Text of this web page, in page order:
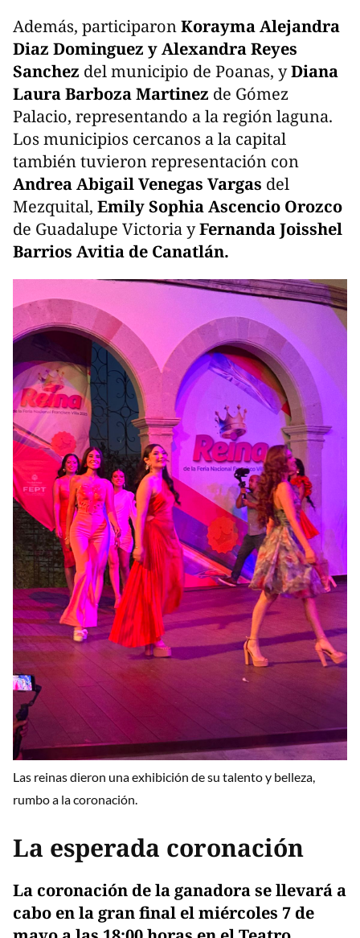
Además, participaronKorayma Alejandra
Diaz Dominguez y Alexandra Reyes
Sanchez del municipio de Poanas, yDiana
Laura Barboza Martinez de Gómez
Palacio, representando a la región laguna.
Los municipios cercanos a la capital
también tuvieron representación con
Andrea Abigail Venegas Vargas del
Mezquital, Emily Sophia Ascencio Orozco
de Guadalupe Victoria yFernanda Joisshel
Barrios Avitia de Canatlán.
Las reinas dieron una exhibición de su talento y belleza,
rumbo a la coronación.
La esperada coronación
La coronación de la ganadora se llevará a
cabo en la gran final el miércoles 7 de